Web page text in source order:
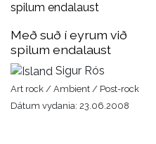
Með suð í eyrum við
spilum endalaust
Sigur Rós
Art rock / Ambient / Post-rock
Dátum vydania: 23.06.2008